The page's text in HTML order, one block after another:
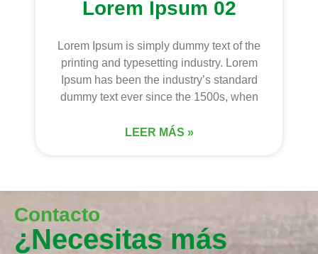
Lorem Ipsum 02
Lorem Ipsum is simply dummy text of the
printing and typesetting industry. Lorem
Ipsum has been the industry’s standard
dummy text ever since the 1500s, when
LEER MÁS »
Contacto
¿Necesitas más